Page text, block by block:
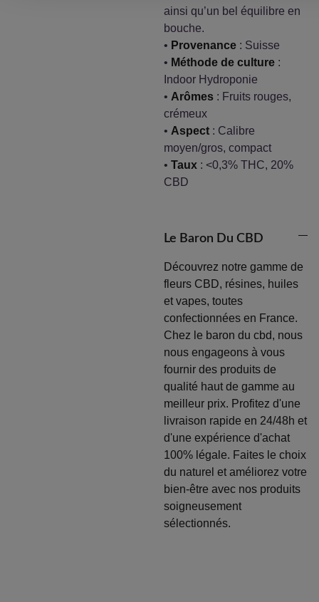
ainsi qu’un bel équilibre en
bouche.
• Provenance : Suisse
• Méthode de culture :
Indoor Hydroponie
• Arômes : Fruits rouges,
crémeux
• Aspect : Calibre
moyen/gros, compact
• Taux : <0,3% THC, 20%
CBD
Le Baron Du CBD
Découvrez notre gamme de
fleurs CBD, résines, huiles
et vapes, toutes
confectionnées en France.
Chez le baron du cbd, nous
nous engageons à vous
fournir des produits de
qualité haut de gamme au
meilleur prix. Profitez d'une
livraison rapide en 24/48h et
d'une expérience d'achat
100% légale. Faites le choix
du naturel et améliorez votre
bien-être avec nos produits
soigneusement
sélectionnés.